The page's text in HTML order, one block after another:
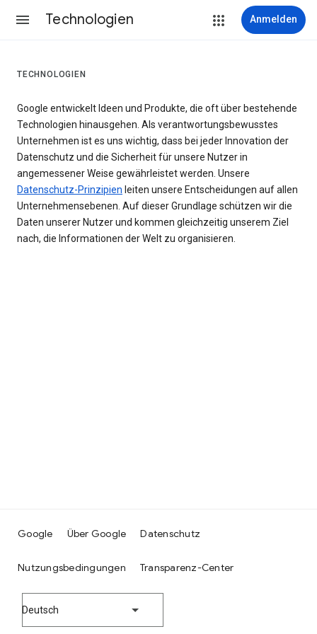
Technologien Anmelden
TECHNOLOGIEN
Google entwickelt Ideen und Produkte, die oft über bestehende
Technologien hinausgehen. Als verantwortungsbewusstes
Unternehmen ist es uns wichtig, dass bei jeder Innovation der
Datenschutz und die Sicherheit für unsere Nutzer in
angemessener Weise gewährleistet werden. Unsere
Datenschutz-Prinzipien leiten unsere Entscheidungen auf allen
Unternehmensebenen. Auf dieser Grundlage schützen wir die
Daten unserer Nutzer und kommen gleichzeitig unserem Ziel
nach, die Informationen der Welt zu organisieren.
Google Über Google Datenschutz
Nutzungsbedingungen Transparenz-Center
Deutsch